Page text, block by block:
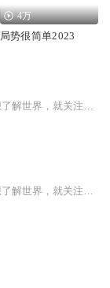
4万
局势很简单2023